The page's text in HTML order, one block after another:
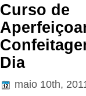
Curso de
Dia
maio 10th,